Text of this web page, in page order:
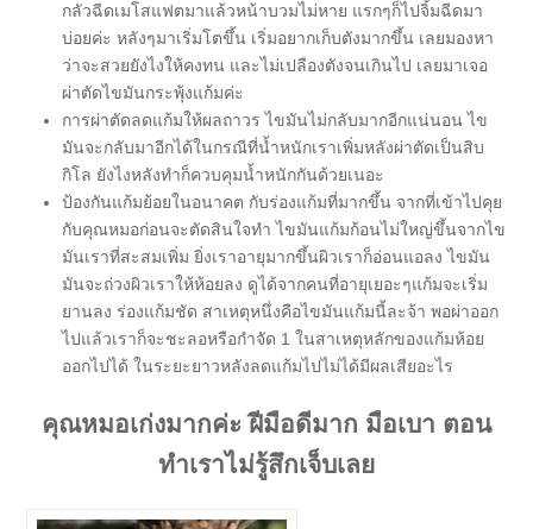
กลัวฉีดเมโสแฟตมาแล้วหน้าบวมไม่หาย แรกๆก็ไปจิ้มฉีดมา
บ่อยค่ะ หลังๆมาเริ่มโตขึ้น เริ่มอยากเก็บตังมากขึ้น เลยมองหา
ว่าจะสวยยังไงให้คงทน และไม่เปลืองตังจนเกินไป เลยมาเจอ
ผ่าตัดไขมันกระพุ้งแก้มค่ะ
การผ่าตัดลดแก้มให้ผลถาวร ไขมันไม่กลับมากอีกแน่นอน ไข
มันจะกลับมาอีกได้ในกรณีที่น้ำหนักเราเพิ่มหลังผ่าตัดเป็นสิบ
กิโล ยังไงหลังทำก็ควบคุมน้ำหนักกันด้วยเนอะ
ป้องกันแก้มย้อยในอนาคต กับร่องแก้มที่มากขึ้น จากที่เข้าไปคุย
กับคุณหมอก่อนจะตัดสินใจทำ ไขมันแก้มก้อนไม่ใหญ่ขึ้นจากไข
มันเราที่สะสมเพิ่ม ยิ่งเราอายุมากขึ้นผิวเราก็อ่อนแอลง ไขมัน
มันจะถ่วงผิวเราให้ห้อยลง ดูได้จากคนที่อายุเยอะๆแก้มจะเริ่ม
ยานลง ร่องแก้มชัด สาเหตุหนึ่งคือไขมันแก้มนี้ละจ้า พอผ่าออก
ไปแล้วเราก็จะชะลอหรือกำจัด 1 ในสาเหตุหลักของแก้มห้อย
ออกไปได้ ในระยะยาวหลังลดแก้มไปไม่ได้มีผลเสียอะไร
คุณหมอเก่งมากค่ะ ฝีมือดีมาก มือเบา ตอน
ทำเราไม่รู้สึกเจ็บเลย